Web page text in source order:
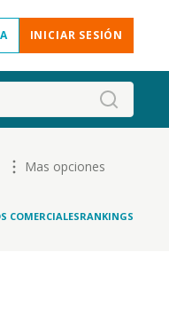
INICIAR SESIÓN
Mas opciones
COMERCIALESRANKINGS